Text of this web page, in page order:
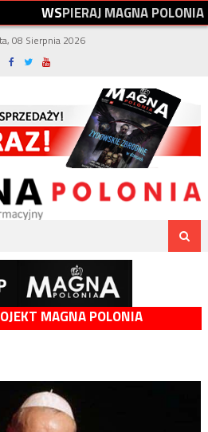
WSPIERAJMAGNAPOLONIA
08 Sierpnia 2026
MAGNA POLONIA